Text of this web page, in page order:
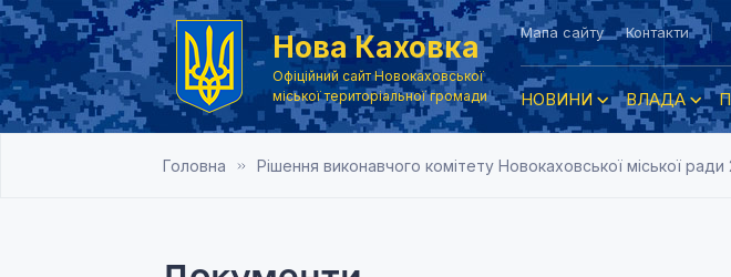
Нова Каховка
Офіційний сайт Новокаховської
міської територіальної громади
Мапа сайту Контакти
НОВИНИ ВЛАДА
Головна Рішення виконавчого комітету Новокаховської міської ради